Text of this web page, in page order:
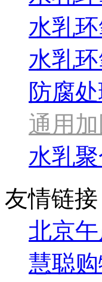
水乳
水乳
防腐
通用
水乳
友情链接
北京
慧聪